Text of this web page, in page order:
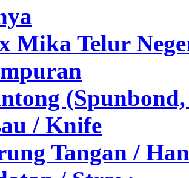
Mika Telur
/ Knife
Tangan /